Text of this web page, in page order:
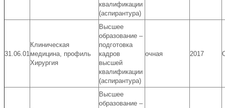
квалификации
(аспирантура)
31.06.01
Клиническая
медицина, профиль
Хирургия
Высшее
образование –
подготовка
кадров
высшей
квалификации
(аспирантура)
очная 2017
Высшее
образование –